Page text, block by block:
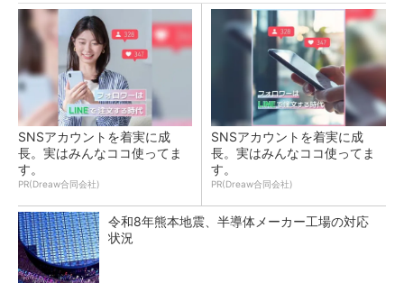
SNSアカウントを着実に成
長。実はみんなココ使ってま
す。
PR(Dreaw合同会社)
SNSアカウントを着実に成
長。実はみんなココ使ってま
す。
PR(Dreaw合同会社)
令和8年熊本地震、半導体メーカー工場の対応
状況